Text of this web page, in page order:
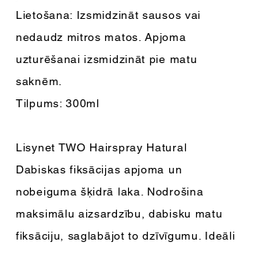
Lietošana: Izsmidzināt sausos vai
nedaudz mitros matos. Apjoma
uzturēšanai izsmidzināt pie matu
saknēm.
Tilpums: 300ml
Lisynet TWO Hairspray Hatural
Dabiskas fiksācijas apjoma un
nobeiguma šķidrā laka. Nodrošina
maksimālu aizsardzību, dabisku matu
fiksāciju, saglabājot to dzīvīgumu. Ideāli